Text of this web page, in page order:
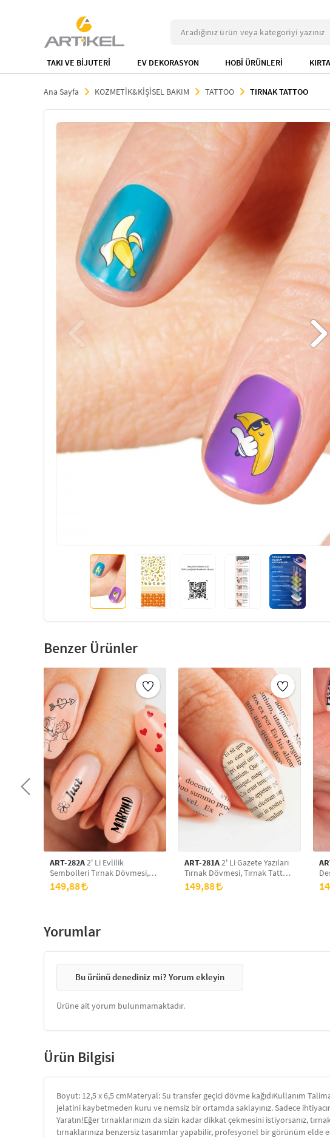
TAKI VE BİJUTERİ EV DEKORASYON HOBİ ÜRÜNLERİ
Ana Sayfa KOZMETİK&KİŞİSEL BAKIM TATTOO TIRNAK TATTOO
Benzer Ürünler
ART-282A2' Li Evlilik
Sembolleri Tırnak Dövmesi,
Tırnak Tattoo, Nail Art, Tırnak
Sticker
149,88
ART-281A2' Li Gazete Yazıları
Tırnak Dövmesi, Tırnak Tattoo,
Nail Art, Tırnak Sticker
149,88
Yorumlar
Bu ürünü denediniz mi? Yorum ekleyin
Ürüne ait yorum bulunmamaktadır.
Ürün Bilgisi
Boyut: 12,5 x 6,5 cmMateryal: Su transfer geçici dövme kağıdıKullanım
jelatini kaybetmeden kuru ve nemsiz bir ortamda saklayınız. Sadece
Yaratın!Eğer tırnaklarınızın da sizin kadar dikkat çekmesini istiyorsanız,
tırnaklarınıza benzersiz tasarımlar yapabilir, profesyonel bir görünüm